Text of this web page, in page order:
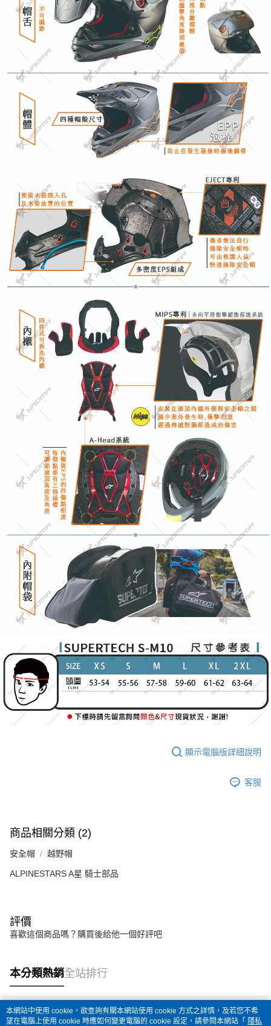
顯示電腦版詳細說明
客服
商品相關分類 (2)
安全帽 越野帽
ALPINESTARS A星 騎士部品
評價
喜歡這個商品嗎？購買後給他一個好評吧
本分類熱銷全站排行
熱門標籤
本網站中使用 cookie，欲查詢有關本網站使用 cookie 方式之詳情，及若您不希
望在電腦上使用 cookie 時應如何變更電腦的 cookie 設定，請參閱本網站「 隱私